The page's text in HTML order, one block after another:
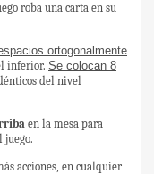
roba una carta en su
ortogonalmente
inferior. Se colocan 8
del nivel
en la mesa para
juego.
acciones, en cualquier